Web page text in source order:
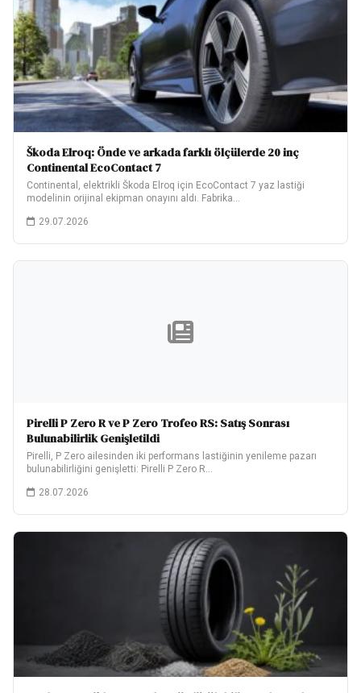
Škoda Elroq: Önde ve arkada farklı ölçülerde 20 inç
Continental EcoContact 7
Continental, elektrikli Škoda Elroq için EcoContact 7 yaz lastiği
modelinin orijinal ekipman onayını aldı. Fabrika…
29.07.2026
Pirelli P Zero R ve P Zero Trofeo RS: Satış Sonrası
Bulunabilirlik Genişletildi
Pirelli, P Zero ailesinden iki performans lastiğinin yenileme pazarı
bulunabilirliğini genişletti: Pirelli P Zero R…
28.07.2026